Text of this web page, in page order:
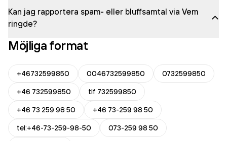
Kan jag rapportera spam- eller bluffsamtal via Vem
ringde?
Möjliga format
+46732599850 0046732599850
0732599850
+46 732599850
tlf 732599850
+46 73 259 98 50
+46 73-259 98 50
tel:+46-73-259-98-50
073-259 98 50